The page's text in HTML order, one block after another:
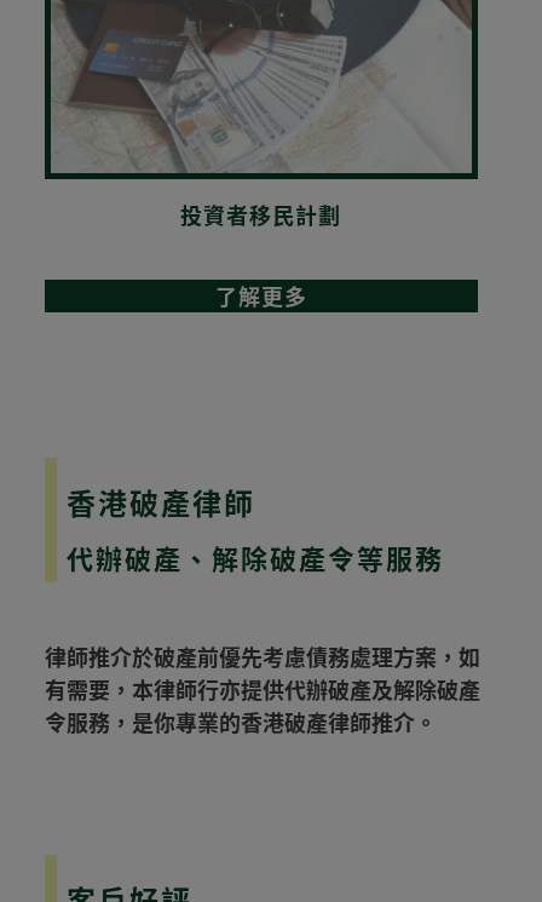
投資者移民計劃
了解更多
香港破產律師
代辦破產、解除破產令等服務
律師推介於破產前優先考慮債務處理方案，如
有需要，本律師行亦提供代辦破產及解除破產
令服務，是你專業的香港破產律師推介。